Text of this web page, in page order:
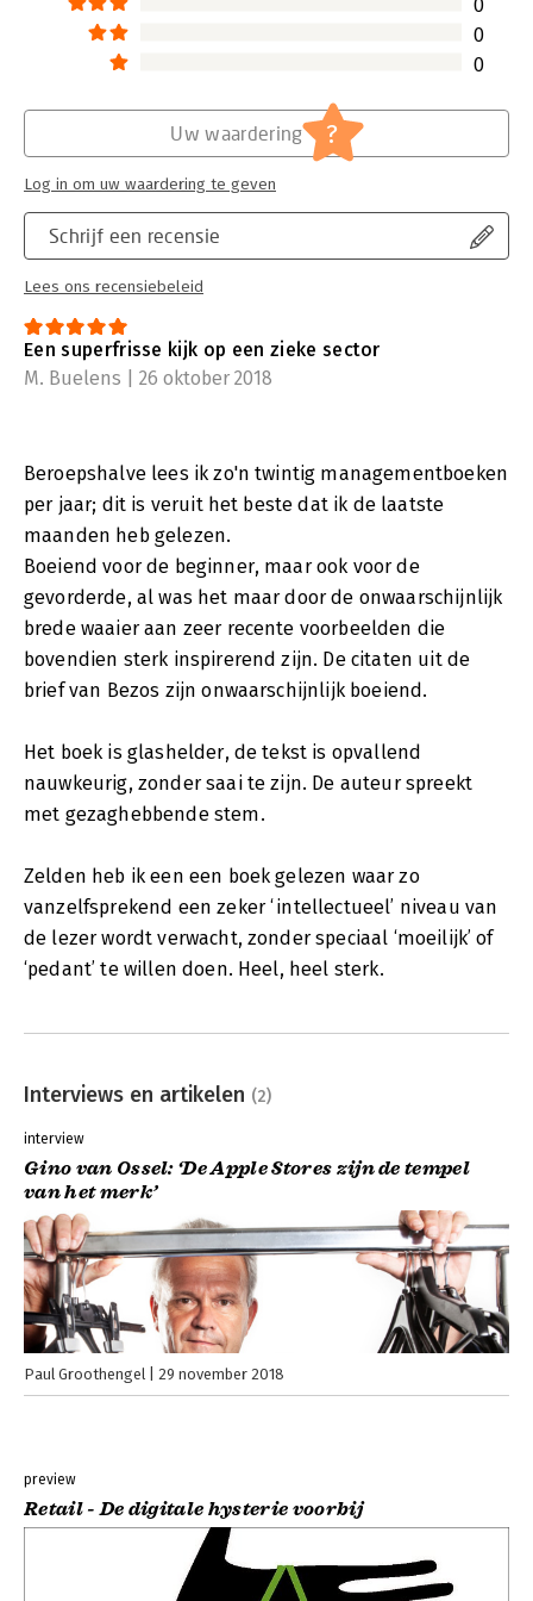
Het vorige boek van Gino van Ossel, 'Omnichannel in retail', is
bekroond tot Managementboek van het Jaar 2015.
0
0
0
Schrijf een recensie
Lees ons recensiebeleid
Uw waardering ?
Log in om uw waardering te geven
Een superfrisse kijk op een zieke sector
M. Buelens | 26 oktober 2018
Beroepshalve lees ik zo'n twintig managementboeken
per jaar; dit is veruit het beste dat ik de laatste
maanden heb gelezen.
Boeiend voor de beginner, maar ook voor de
gevorderde, al was het maar door de onwaarschijnlijk
brede waaier aan zeer recente voorbeelden die
bovendien sterk inspirerend zijn. De citaten uit de
brief van Bezos zijn onwaarschijnlijk boeiend.
Het boek is glashelder, de tekst is opvallend
nauwkeurig, zonder saai te zijn. De auteur spreekt
met gezaghebbende stem.
Zelden heb ik een een boek gelezen waar zo
vanzelfsprekend een zeker ‘intellectueel’ niveau van
de lezer wordt verwacht, zonder speciaal ‘moeilijk’ of
‘pedant’ te willen doen. Heel, heel sterk.
Interviews en artikelen (2)
interview
Gino van Ossel: ‘De Apple Stores zijn de tempel
van het merk’
Paul Groothengel 29 november 2018
preview
Retail - De digitale hysterie voorbij